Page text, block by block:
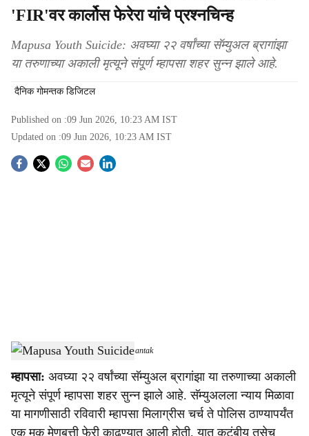
'FIR'वर कार्लोस फेरेरा यांचे प्रश्नचिन्ह
Mapusa Youth Suicide: अवघ्या २२ वर्षांच्या सॅम्युअल ब्रागांझा
या तरुणाच्या अकाली मृत्यूने संपूर्ण म्हापसा शहर सुन्न झाले आहे.
दैनिक गोमन्तक डिजिटल
Published on :09 Jun 2026, 10:23 AM IST
Updated on :09 Jun 2026, 10:23 AM IST
S
a
r
Mapusa Youth Suicide- Dainik Gomantak
म्हापसा: अवघ्या २२ वर्षांच्या सॅम्युअल ब्रागांझा या तरुणाच्या अकाली
मृत्यूने संपूर्ण म्हापसा शहर सुन्न झाले आहे. सॅम्युअलला न्याय मिळावा
या मागणीसाठी रविवारी म्हापसा मिलाग्रीस चर्च ते पोलिस ठाण्यापर्यंत
एक मूक मेणबत्ती फेरी काढण्यात आली होती. यात कुटुंबीय तसेच